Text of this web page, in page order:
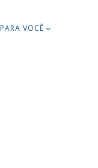
PARA VOCÊ